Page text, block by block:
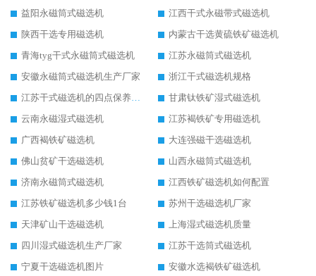
益阳永磁筒式磁选机
江西干式永磁带式磁选机
陕西干选专用磁选机
内蒙古干选黄硫铁矿磁选机
青海tyg干式永磁筒式磁选机
江苏永磁筒式磁选机
安徽永磁筒式磁选机生产厂家
浙江干式磁选机规格
江苏干式磁选机的四点保养秘籍
甘肃钛铁矿湿式磁选机
云南永磁湿式磁选机
江苏褐铁矿专用磁选机
广西褐铁矿磁选机
大连强磁干选磁选机
佛山贫矿干选磁选机
山西永磁筒式磁选机
济南永磁筒式磁选机
江西铁矿磁选机如何配置
江苏铁矿磁选机多少钱1台
苏州干选磁选机厂家
天津矿山干选磁选机
上海湿式磁选机质量
四川湿式磁选机生产厂家
江苏干选筒式磁选机
宁夏干选磁选机图片
安徽水选褐铁矿磁选机